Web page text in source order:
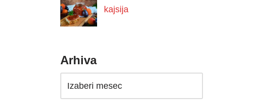
kajsija
Arhiva